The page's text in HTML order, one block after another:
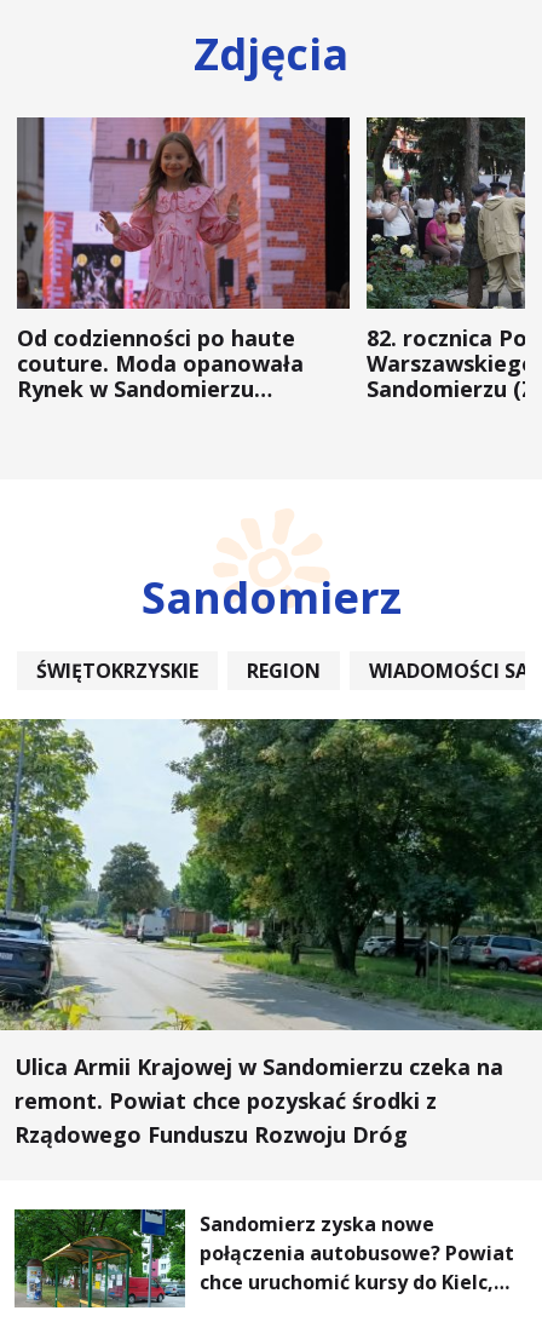
Zdjęcia
Od codzienności po haute
couture. Moda opanowała
Rynek w Sandomierzu
82. rocznica
Warszawskiego
Sandomierzu
Sandomierz
ŚWIĘTOKRZYSKIE REGION WIADOMOŚCI
Ulica Armii Krajowej w Sandomierzu czeka na
remont. Powiat chce pozyskać środki z
Rządowego Funduszu Rozwoju Dróg
Sandomierz zyska nowe
połączenia autobusowe? Powiat
chce uruchomić kursy do Kielc,